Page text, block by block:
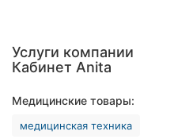
Тернополь
Хмельницкий
Ровно
Услуги компании
Кабинет Anita
Медицинские товары:
медицинская техника